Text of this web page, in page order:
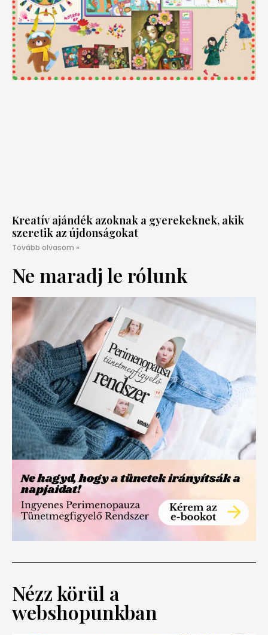
Kreatív ajándék azoknak a gyerekeknek, akik
szeretik az újdonságokat
Tovább olvasom »
Ne maradj le rólunk
Nézz körül a
webshopunkban